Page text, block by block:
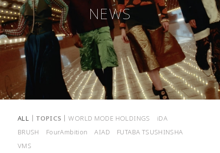
HOME
ABOUT
COMPANY GROUP RECRUIT
NEWS
WORKS
PROJECTS INTERVIEW
GLOBAL
NEWS
ALL TOPICS WORLD MODE HOLDINGS
iDA
BRUSH
FourAmbition AIAD
FUTABA TSUSHINSHA
VMS